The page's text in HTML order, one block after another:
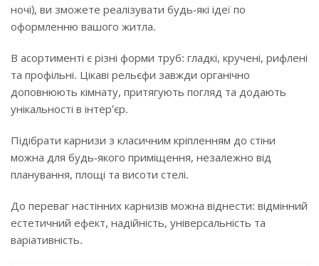
ночі), ви зможете реалізувати будь-які ідеї по
оформленню вашого житла.
В асортименті є різні форми труб: гладкі, кручені, рифлені
та профільні. Цікаві рельєфи завжди органічно
доповнюють кімнату, притягують погляд та додають
унікальності в інтер'єр.
Підібрати карнизи з класичним кріпленням до стіни
можна для будь-якого приміщення, незалежно від
планування, площі та висоти стелі.
До переваг настінних карнизів можна віднести: відмінний
естетичний ефект, надійність, універсальність та
варіативність.